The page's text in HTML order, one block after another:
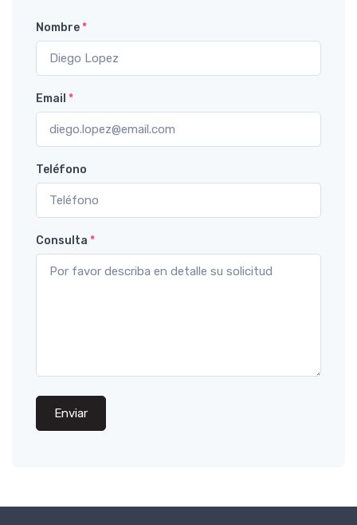
Nombre*
Email *
Teléfono
Consulta *
Enviar